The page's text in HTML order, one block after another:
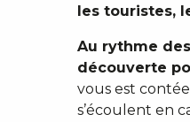
les touristes,
Au rythme
découverte
vous est
s’écoulent en